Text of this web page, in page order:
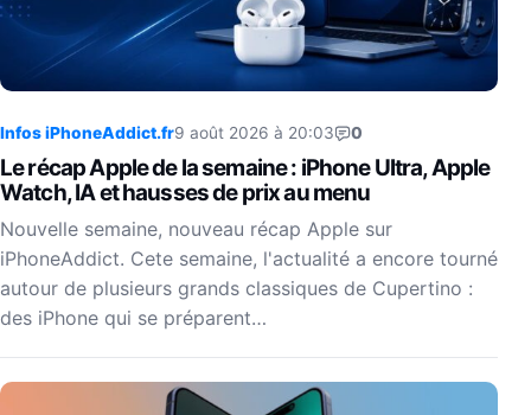
Infos iPhoneAddict.fr9 août 2026 à 20:03 0
Le récap Apple de la semaine : iPhone Ultra, Apple
Watch, IA et hausses de prix au menu
Nouvelle semaine, nouveau récap Apple sur
iPhoneAddict. Cete semaine, l'actualité a encore tourné
autour de plusieurs grands classiques de Cupertino :
des iPhone qui se préparent…